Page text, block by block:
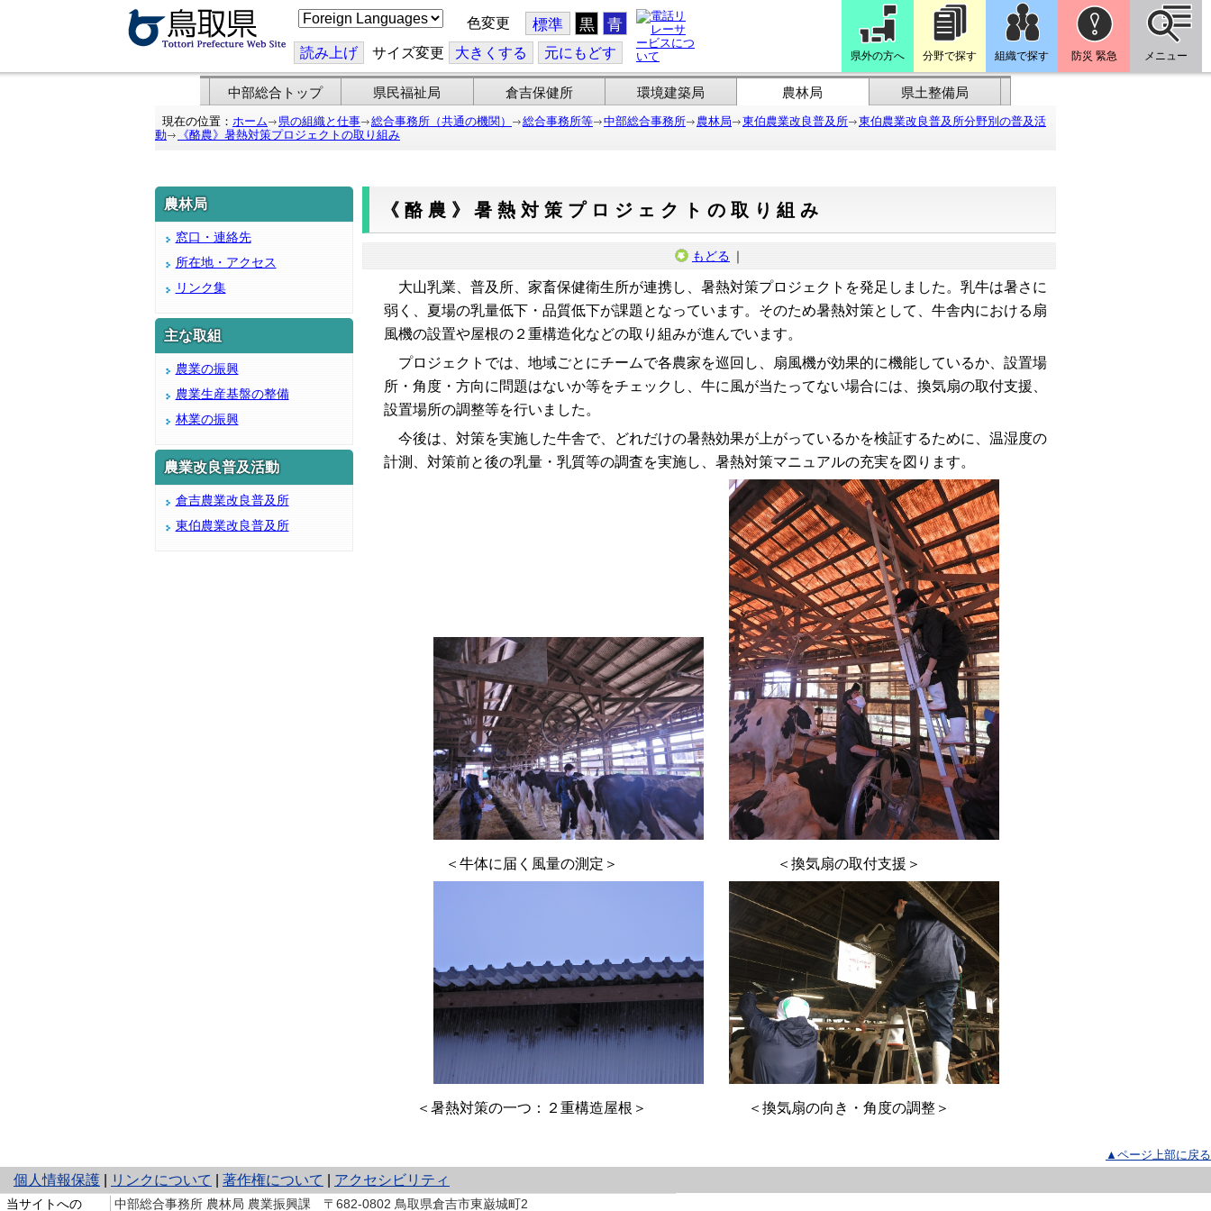
こ
の
ジ
を
翻
訳
す
る
色変更 標準 黒 青
読み上げ サイズ変更 大きくする 元にもどす 県外の方へ 分野で探す 組織で探す 防災 緊急 メニュー
中部総合トップ 県民福祉局 倉吉保健所 環境建築局 農林局 県土整備局
現在の位置： ホーム 県の組織と仕事 総合事務所（共通の機関） 総合事務所等 中部総合事務所 農林局 東伯農業改良普及所
東伯農業改良普及所分野別の普及活
動
《酪農》暑熱対策プロジェクトの取り組み
農林局
窓口・連絡先
所在地・アクセス
リンク集
主な取組
農業の振興
農業生産基盤の整備
林業の振興
農業改良普及活動
倉吉農業改良普及所
東伯農業改良普及所
《酪農》暑熱対策プロジェクトの取り組み
もどる ｜
大山乳業、普及所、家畜保健衛生所が連携し、暑熱対策プロジェクトを発足しました。乳牛は暑さに
弱く、夏場の乳量低下・品質低下が課題となっています。そのため暑熱対策として、牛舎内における扇
風機の設置や屋根の２重構造化などの取り組みが進んでいます。
プロジェクトでは、地域ごとにチームで各農家を巡回し、扇風機が効果的に機能しているか、設置場
所・角度・方向に問題はないか等をチェックし、牛に風が当たってない場合には、換気扇の取付支援、
設置場所の調整等を行いました。
今後は、対策を実施した牛舎で、どれだけの暑熱効果が上がっているかを検証するために、温湿度の
計測、対策前と後の乳量・乳質等の調査を実施し、暑熱対策マニュアルの充実を図ります。
＜牛体に届く風量の測定＞ ＜換気扇の取付支援＞
＜暑熱対策の一つ：２重構造屋根＞ ＜換気扇の向き・角度の調整＞
▲ページ上部に戻る
個人情報保護
と
り
リンクについて 著作権について アクセシビリティ
当サイトへの 中部総合事務所 農林局 農業振興課 〒682-0802 鳥取県倉吉市東巌城町2